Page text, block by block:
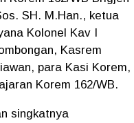
SH. M.Han., ketua
Kolonel Kav I
Kasrem
para Kasi Korem,
Korem 162/WB.
singkatnya